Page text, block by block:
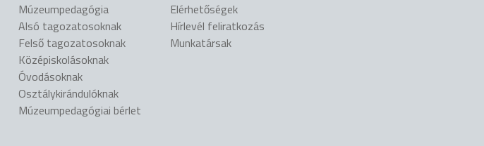
Múzeumpedagógia
Alsó tagozatosoknak
Felső tagozatosoknak
Középiskolásoknak
Óvodásoknak
Osztálykirándulóknak
Múzeumpedagógiai bérlet
Elérhetőségek
Hírlevél feliratkozás
Munkatársak